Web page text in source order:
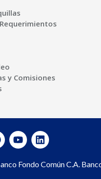
y Comisiones
Fondo Común C.A.